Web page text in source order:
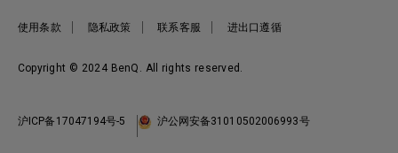
Copyright © 2024 BenQ. All rights reserved.
使用条款 隐私政策 联系客服 进出口遵循
沪ICP备17047194号-5 沪公网安备31010502006993号